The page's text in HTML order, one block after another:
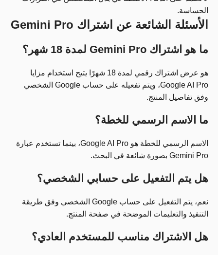
الحساسة.
الأسئلة الشائعة عن اشتراك Gemini Pro
ما هو اشتراك Gemini Pro لمدة 18 شهر؟
هو عرض اشتراك رقمي لمدة 18 شهرًا يتيح استخدام مزايا
Google AI Pro، ويتم تفعيله على حساب Google الشخصي
وفق تفاصيل المنتج.
ما الاسم الرسمي للخطة؟
الاسم الرسمي للخطة هو Google AI Pro، بينما تستخدم عبارة
Gemini Pro بصورة شائعة في البحث.
هل يتم التفعيل على حسابي الشخصي؟
نعم، يتم التفعيل على حساب Google الشخصي وفق طريقة
التنفيذ والتعليمات الموضحة في صفحة المنتج.
هل الاشتراك مناسب للمستخدم العادي؟